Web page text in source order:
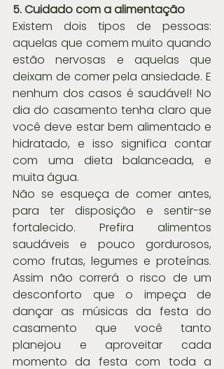
5. Cuidado com a alimentação
Existem dois tipos de pessoas:
aquelas que comem muito quando
estão nervosas e aquelas que
deixam de comer pela ansiedade. E
nenhum dos casos é saudável! No
dia do casamento tenha claro que
você deve estar bem alimentado e
hidratado, e isso significa contar
com uma dieta balanceada, e
muita água.
Não se esqueça de comer antes,
para ter disposição e sentir-se
fortalecido. Prefira alimentos
saudáveis e pouco gordurosos,
como frutas, legumes e proteínas.
Assim não correrá o risco de um
desconforto que o impeça de
dançar as músicas da festa do
casamento que você tanto
planejou e aproveitar cada
momento da festa com toda a